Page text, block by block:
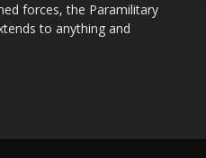
forces, the Paramilitary
to anything and